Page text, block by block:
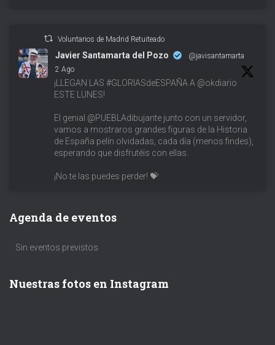
Voluntarios de Madrid Retuiteado
Javier Santamarta del Pozo @javisantamarta
·
2 Ago
¡LLEGAN LAS #GLORIASdeESPAÑA A @okdiario
ESTE LUNES!
El genial @PUEBLAdibujante junto con un servidor,
vamos a mostraros grandes figuras de la Historia
de España pelín olvidadas, cada día (menos findes),
esperando que disfrutéis con ellas.
¡No te las puedes perder! 💝
Agenda de eventos
Sin eventos previstos
Nuestras fotos en Instagram